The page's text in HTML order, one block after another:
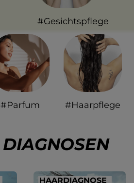
#Gesichtspflege
#Parfum #Haarpflege
DIAGNOSEN
HAARDIAGNOSE